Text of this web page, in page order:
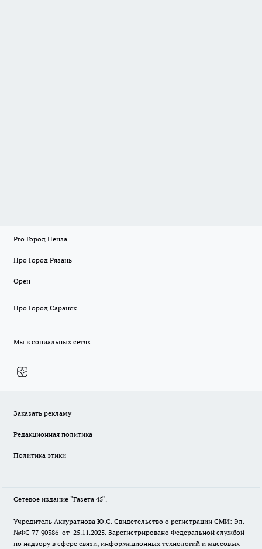
Pro Город Пенза
Про Город Рязань
Орен
Про Город Саранск
Мы в социальных сетях
Заказать рекламу
Редакционная политика
Политика этики
Сетевое издание "Газета 45".
Учредитель Аккуратнова Ю.С. Свидетельство о регистрации СМИ: Эл.
№ФС 77-90386 от 25.11.2025. Зарегистрировано Федеральной службой
по надзору в сфере связи, информационных технологий и массовых